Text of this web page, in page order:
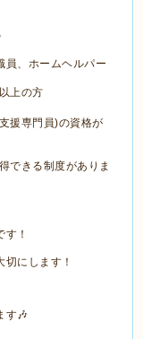
員、ホームヘルパー
上の方
援専門員)の資格が
できる制度がありま
！
にします！
す🎶